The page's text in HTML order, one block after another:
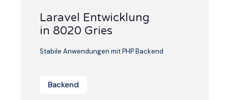
Laravel Entwicklung
in 8020 Gries
Stabile Anwendungen mit PHP Backend
Backend